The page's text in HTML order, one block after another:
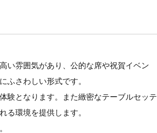
い雰囲気があり、公的な席や祝賀イベン
ふさわしい形式です。
験となります。また緻密なテーブルセッテ
る環境を提供します。